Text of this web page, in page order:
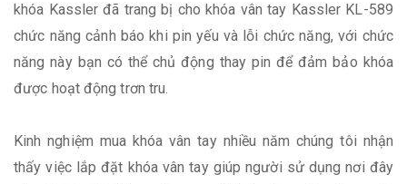
khóa Kassler đã trang bị cho khóa vân tay Kassler KL-589
chức năng cảnh báo khi pin yếu và lỗi chức năng, với chức
năng này bạn có thể chủ động thay pin để đảm bảo khóa
được hoạt động trơn tru.
Kinh nghiệm mua khóa vân tay nhiều năm chúng tôi nhận
thấy việc lắp đặt khóa vân tay giúp người sử dụng nơi đây